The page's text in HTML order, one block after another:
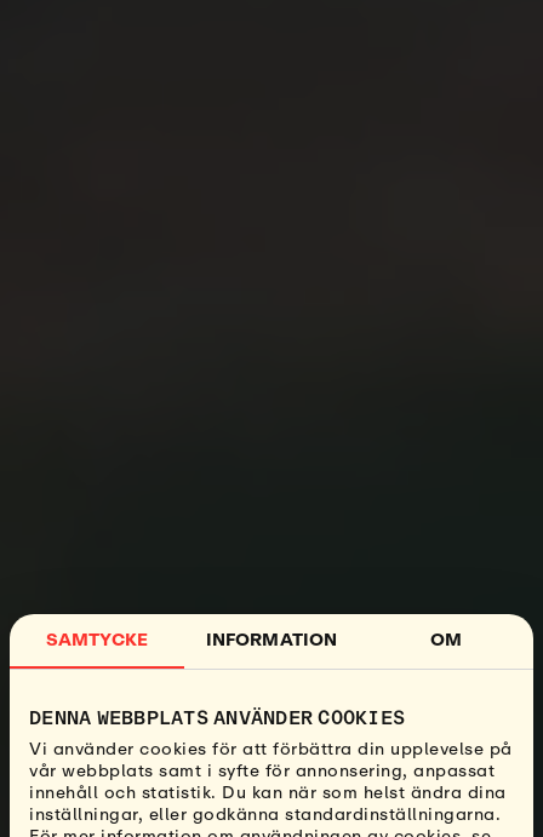
SAMTYCKE INFORMATION OM
DENNA WEBBPLATS ANVÄNDER COOKIES
Vi använder cookies för att förbättra din upplevelse på
vår webbplats samt i syfte för annonsering, anpassat
innehåll och statistik. Du kan när som helst ändra dina
inställningar, eller godkänna standardinställningarna.